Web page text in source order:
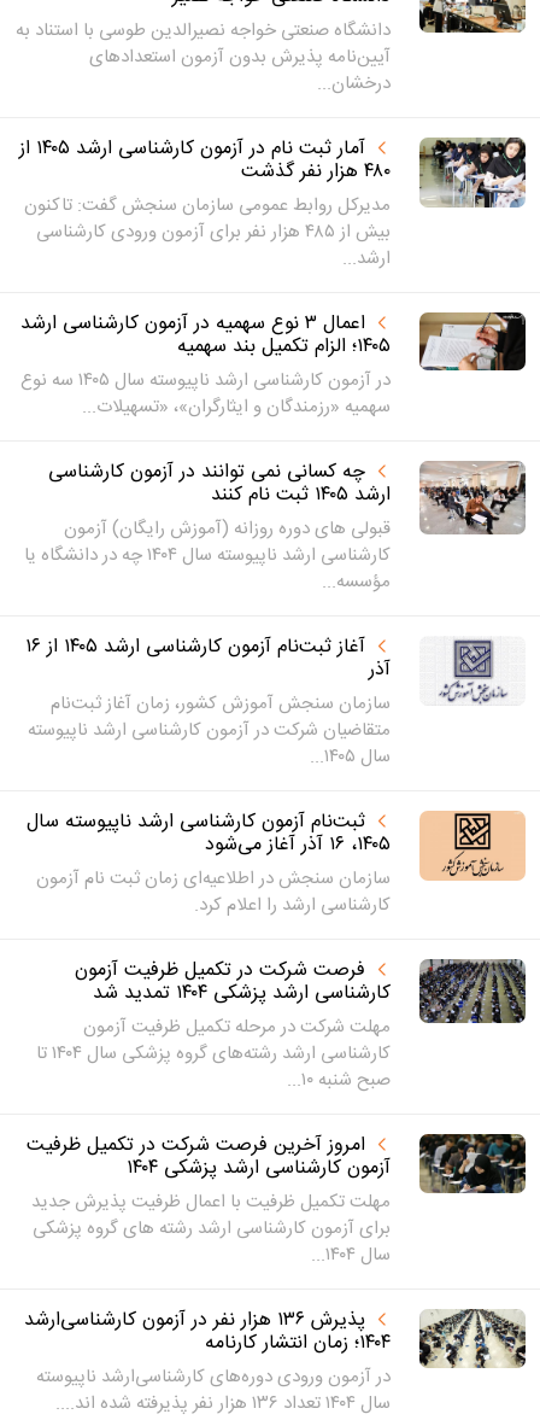
دانشگاه صنعتی خواجه نصیرالدین طوسی با استناد به
آیین‌نامه پذیرش بدون آزمون استعدادهای
درخشان...
آمار ثبت نام در آزمون کارشناسی ارشد ۱۴۰۵ از
۴۸۰ هزار نفر گذشت
مدیرکل روابط عمومی سازمان سنجش گفت: تاکنون
بیش از ۴۸۵ هزار نفر برای آزمون ورودی کارشناسی
ارشد...
اعمال ۳ نوع سهمیه در آزمون کارشناسی ارشد
۱۴۰۵؛ الزام تکمیل بند سهمیه
در آزمون کارشناسی ارشد ناپیوسته سال ۱۴۰۵ سه نوع
سهمیه «رزمندگان و ایثارگران»، «تسهیلات...
چه کسانی نمی توانند در آزمون کارشناسی
ارشد ۱۴۰۵ ثبت نام کنند
قبولی های دوره روزانه (آموزش رایگان) آزمون
کارشناسی ارشد ناپیوسته سال ۱۴۰۴ چه در دانشگاه یا
مؤسسه...
آغاز ثبت‌نام آزمون کارشناسی ارشد ۱۴۰۵ از ۱۶
آذر
سازمان سنجش آموزش کشور، زمان آغاز ثبت‌نام
متقاضیان شرکت در آزمون کارشناسی ارشد ناپیوسته
سال ۱۴۰۵...
ثبت‌نام آزمون کارشناسی ارشد ناپیوسته سال
۱۴۰۵، ۱۶ آذر آغاز می‌شود
سازمان سنجش در اطلاعیه‌ای زمان ثبت نام آزمون
کارشناسی ارشد را اعلام کرد.
فرصت شرکت در تکمیل ظرفیت آزمون
کارشناسی ارشد پزشکی ۱۴۰۴ تمدید شد
مهلت شرکت در مرحله تکمیل ظرفیت آزمون
کارشناسی ارشد رشته‌های گروه پزشکی سال ۱۴۰۴ تا
صبح شنبه ۱۰...
امروز آخرین فرصت شرکت در تکمیل ظرفیت
آزمون کارشناسی ارشد پزشکی ۱۴۰۴
مهلت تکمیل ظرفیت با اعمال ظرفیت پذیرش جدید
برای آزمون کارشناسی ارشد رشته های گروه پزشکی
سال ۱۴۰۴...
پذیرش ۱۳۶ هزار نفر در آزمون‌ کارشناسی‌ارشد
۱۴۰۴؛ زمان انتشار کارنامه
در آزمون‌ ورودی‌ دوره‌های ‌کارشناسی‌ارشد ناپیوسته
سال ۱۴۰۴ تعداد ۱۳۶ هزار نفر پذیرفته شده اند....